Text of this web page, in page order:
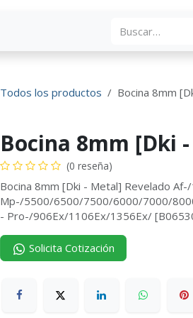
Convocatoria
Todos los productos Bocina 8mm
Bocina 8mm [Dki
(0 reseña)
Bocina 8mm [Dki - Metal] Revelado
Mp-/5500/6500/7500/6000/7000/
- Pro-/906Ex/1106Ex/1356Ex/
Solicita Cotización